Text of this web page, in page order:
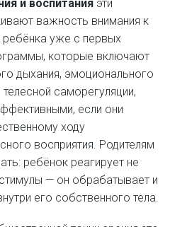
и воспитания эти
важность внимания к
уже с первых
которые включают
дыхания, эмоционального
саморегуляции,
если они
ходу
восприятия. Родителям
ребёнок реагирует не
— он обрабатывает и
его собственного тела.